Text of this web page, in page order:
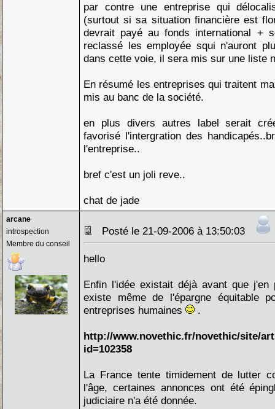
par contre une entreprise qui
(surtout si sa situation financière est
devrait payé au fonds international +
reclassé les employée squi n'auront
dans cette voie, il sera mis sur une liste
En résumé les entreprises qui traitent
mis au banc de la société.
en plus divers autres label serait
favorisé l'intergration des
l'entreprise..
bref c'est un joli reve..
chat de jade
arcane
introspection
Membre du conseil
Posté le 21-09-2006 à 13:50:03
hello
Enfin l'idée existait déjà avant que
existe même de l'épargne équitable
entreprises humaines
.
http://www.novethic.fr/novethic/site/
id=102358
La France tente timidement de lutter
l'âge, certaines annonces ont été
judiciaire n'a été donnée.